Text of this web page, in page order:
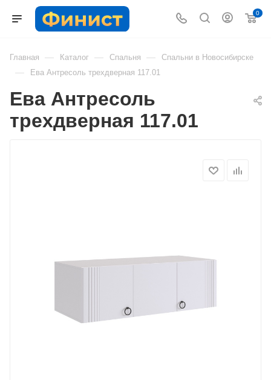
0
Главная — Каталог — Спальня — Спальни в Новосибирске
— Ева Антресоль трехдверная 117.01
Ева Антресоль
трехдверная 117.01